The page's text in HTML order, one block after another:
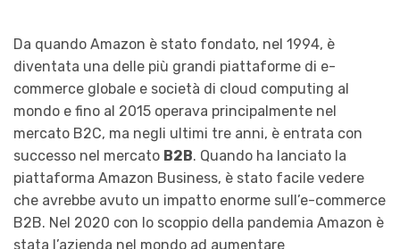
Da quando Amazon è stato fondato, nel 1994, è
diventata una delle più grandi piattaforme di e-
commerce globale e società di cloud computing al
mondo e fino al 2015 operava principalmente nel
mercato B2C, ma negli ultimi tre anni, è entrata con
successo nel mercato B2B. Quando ha lanciato la
piattaforma Amazon Business, è stato facile vedere
che avrebbe avuto un impatto enorme sull’e-commerce
B2B. Nel 2020 con lo scoppio della pandemia Amazon è
stata l’azienda nel mondo ad aumentare